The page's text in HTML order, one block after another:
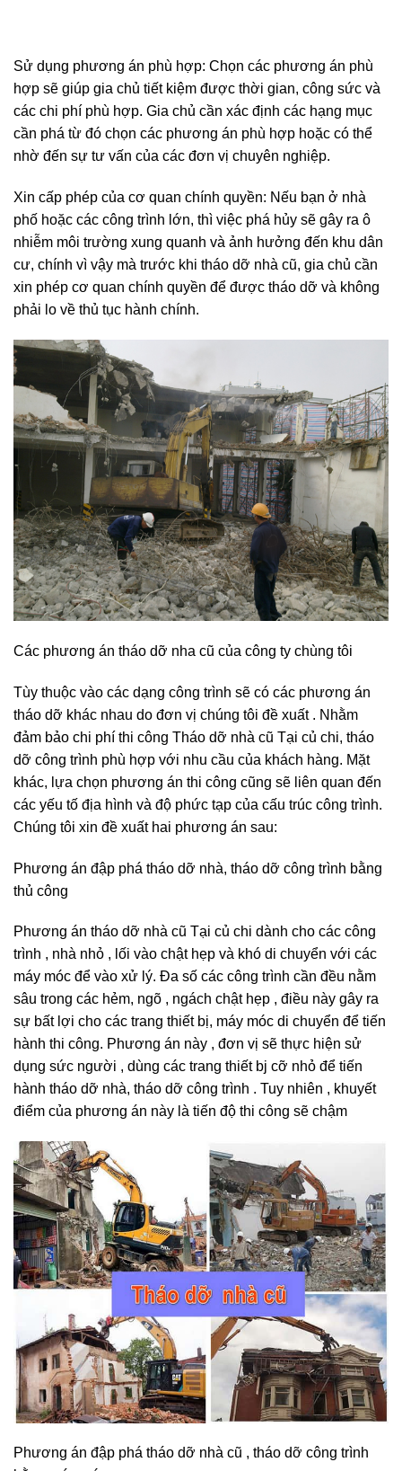
Sử dụng phương án phù hợp: Chọn các phương án phù
hợp sẽ giúp gia chủ tiết kiệm được thời gian, công sức và
các chi phí phù hợp. Gia chủ cần xác định các hạng mục
cần phá từ đó chọn các phương án phù hợp hoặc có thể
Xin cấp phép của cơ quan chính quyền: Nếu bạn ở nhà
phố hoặc các công trình lớn, thì việc phá hủy sẽ gây ra ô
nhiễm môi trường xung quanh và ảnh hưởng đến khu dân
cư, chính vì vậy mà trước khi tháo dỡ nhà cũ, gia chủ cần
xin phép cơ quan chính quyền để được tháo dỡ và không
Tùy thuộc vào các dạng công trình sẽ có các phương án
tháo dỡ khác nhau do đơn vị chúng tôi đề xuất . Nhằm
đảm bảo chi phí thi công Tháo dỡ nhà cũ Tại củ chi, tháo
dỡ công trình phù hợp với nhu cầu của khách hàng. Mặt
khác, lựa chọn phương án thi công cũng sẽ liên quan đến
các yếu tố địa hình và độ phức tạp của cấu trúc công trình.
Phương án đập phá tháo dỡ nhà, tháo dỡ công trình bằng
Phương án tháo dỡ nhà cũ Tại củ chi dành cho các công
trình , nhà nhỏ , lối vào chật hẹp và khó di chuyển với các
máy móc để vào xử lý. Đa số các công trình cần đều nằm
sâu trong các hẻm, ngõ , ngách chật hẹp , điều này gây ra
sự bất lợi cho các trang thiết bị, máy móc di chuyển để tiến
hành thi công. Phương án này , đơn vị sẽ thực hiện sử
dụng sức người , dùng các trang thiết bj cỡ nhỏ để tiến
hành tháo dỡ nhà, tháo dỡ công trình . Tuy nhiên , khuyết